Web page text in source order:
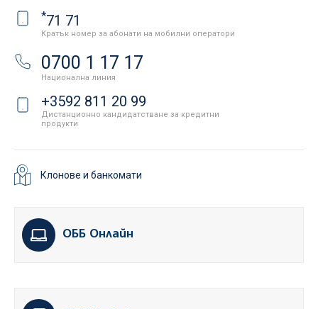
*71 71
Кратък номер за абонати на мобилни оператори
0700 1 17 17
Национална линия
+3592 811 20 99
Дистанционно кандидатстване за кредитни
продукти
Клонове и банкомати
ОББ Онлайн